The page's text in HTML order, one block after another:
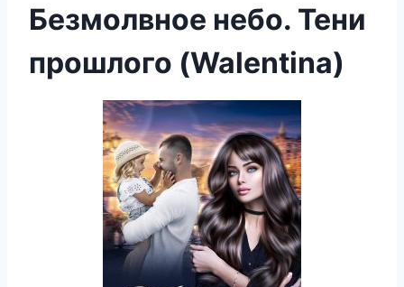
Безмолвное небо. Тени
прошлого (Walentina)